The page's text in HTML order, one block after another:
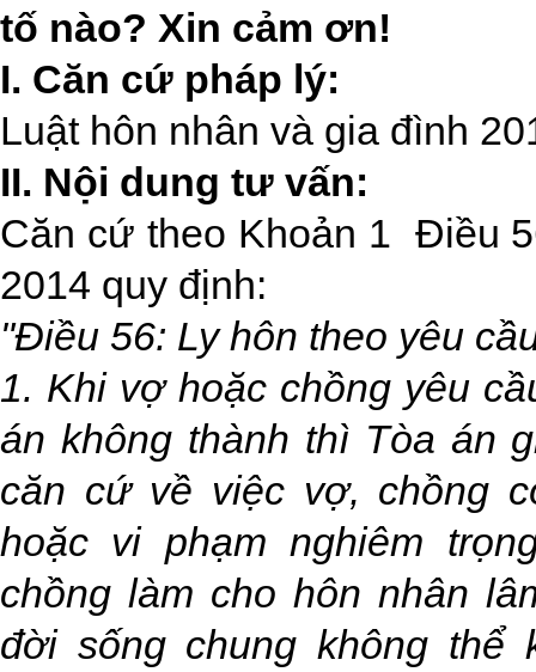
tố nào? Xin cảm ơn!
I. Căn cứ pháp lý:
Luật hôn nhân và gia đình
II. Nội dung tư vấn:
Căn cứ theo Khoản 1 Điều
2014 quy định:
"Điều 56: Ly hôn theo yêu
1. Khi vợ hoặc chồng yêu
án không thành thì Tòa án
căn cứ về việc vợ, chồng
hoặc vi phạm nghiêm
chồng làm cho hôn nhân
đời sống chung không thể